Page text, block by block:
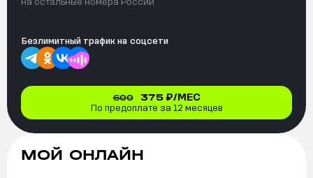
Безлимитный трафик на соцсети
600 375₽/МЕС
По предоплате за 12 месяцев
МОЙ ОНЛАЙН